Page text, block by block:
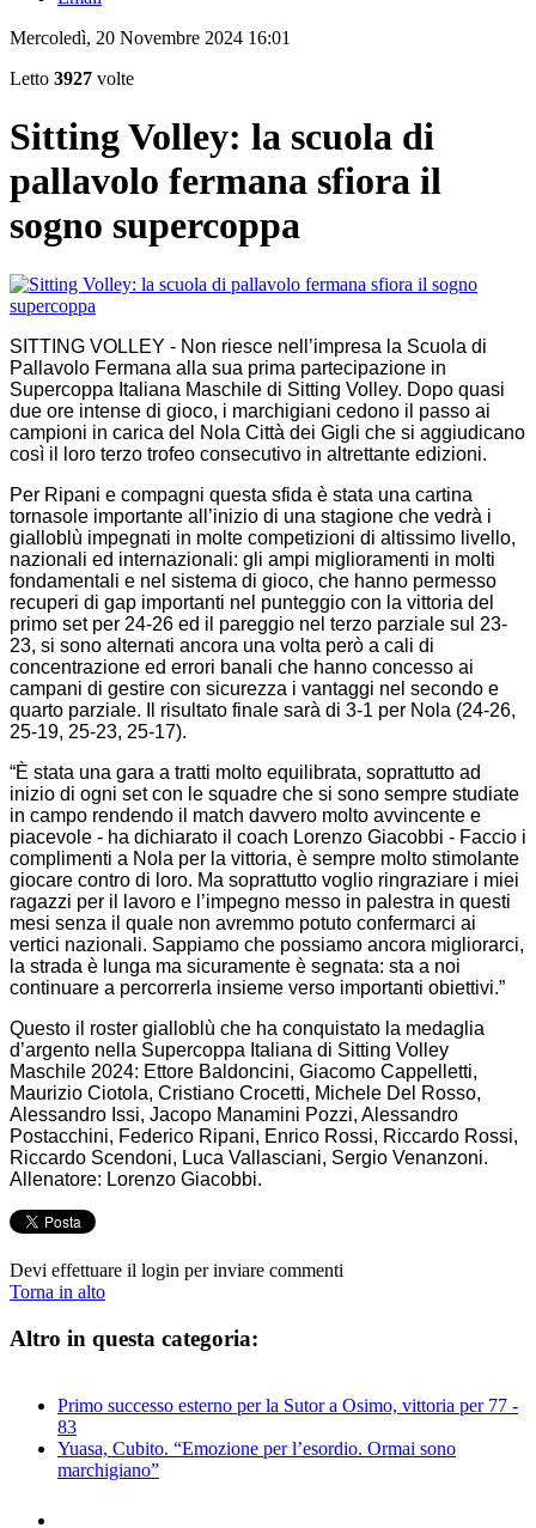
Mercoledì, 20 Novembre 2024 16:01
Letto 3927 volte
Sitting Volley: la scuola di
pallavolo fermana sfiora il
sogno supercoppa
SITTING VOLLEY - Non riesce nell’impresa la Scuola di
Pallavolo Fermana alla sua prima partecipazione in
Supercoppa Italiana Maschile di Sitting Volley. Dopo quasi
due ore intense di gioco, i marchigiani cedono il passo ai
campioni in carica del Nola Città dei Gigli che si aggiudicano
così il loro terzo trofeo consecutivo in altrettante edizioni.
Per Ripani e compagni questa sfida è stata una cartina
tornasole importante all’inizio di una stagione che vedrà i
gialloblù impegnati in molte competizioni di altissimo livello,
nazionali ed internazionali: gli ampi miglioramenti in molti
fondamentali e nel sistema di gioco, che hanno permesso
recuperi di gap importanti nel punteggio con la vittoria del
primo set per 24-26 ed il pareggio nel terzo parziale sul 23-
23, si sono alternati ancora una volta però a cali di
concentrazione ed errori banali che hanno concesso ai
campani di gestire con sicurezza i vantaggi nel secondo e
quarto parziale. Il risultato finale sarà di 3-1 per Nola (24-26,
25-19, 25-23, 25-17).
“È stata una gara a tratti molto equilibrata, soprattutto ad
inizio di ogni set con le squadre che si sono sempre studiate
in campo rendendo il match davvero molto avvincente e
piacevole - ha dichiarato il coach Lorenzo Giacobbi - Faccio i
complimenti a Nola per la vittoria, è sempre molto stimolante
giocare contro di loro. Ma soprattutto voglio ringraziare i miei
ragazzi per il lavoro e l’impegno messo in palestra in questi
mesi senza il quale non avremmo potuto confermarci ai
vertici nazionali. Sappiamo che possiamo ancora migliorarci,
la strada è lunga ma sicuramente è segnata: sta a noi
continuare a percorrerla insieme verso importanti obiettivi.”
Questo il roster gialloblù che ha conquistato la medaglia
d’argento nella Supercoppa Italiana di Sitting Volley
Maschile 2024: Ettore Baldoncini, Giacomo Cappelletti,
Maurizio Ciotola, Cristiano Crocetti, Michele Del Rosso,
Alessandro Issi, Jacopo Manamini Pozzi, Alessandro
Postacchini, Federico Ripani, Enrico Rossi, Riccardo Rossi,
Riccardo Scendoni, Luca Vallasciani, Sergio Venanzoni.
Allenatore: Lorenzo Giacobbi.
Devi effettuare il login per inviare commenti
Torna in alto
Altro in questa categoria:
Primo successo esterno per la Sutor a Osimo, vittoria per 77 -
83
Yuasa, Cubito. “Emozione per l’esordio. Ormai sono
marchigiano”